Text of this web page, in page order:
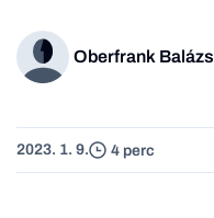
Oberfrank Balázs
2023. 1. 9. 4 perc